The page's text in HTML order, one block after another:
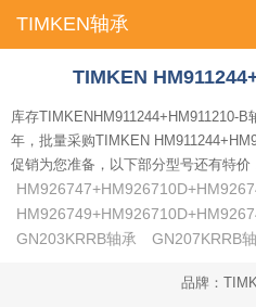
TIMKEN轴承
首
TIMKEN
库存TIMKENHM911244+HM911210-
年，批量采购TIMKEN
促销为您准备，以下部分型号还有特价
GN203KRRB轴承
GN207KRRB
品牌：